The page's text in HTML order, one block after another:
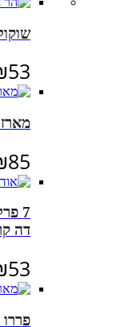
53
85
דה
53
פררו